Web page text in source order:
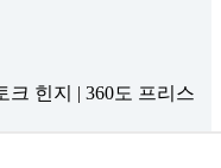
크 힌지 | 360도 프리스